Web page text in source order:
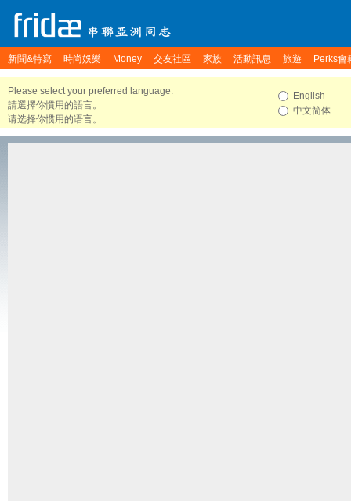
新聞&特寫 時尚娛樂 Money 交友社區 家族 活動訊息 旅遊 Perks會
Please select your preferred language.
請選擇你慣用的語言。
请选择你惯用的语言。
English
中文简体